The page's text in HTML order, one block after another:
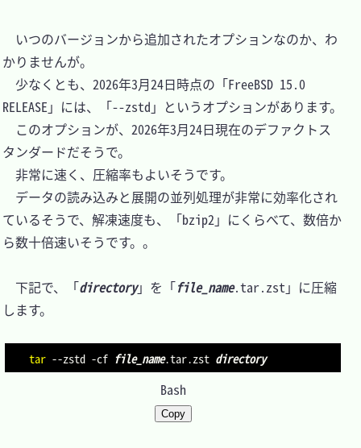
いつのバージョンから追加されたオプションなのか、わ
かりませんが。
少なくとも、2026年3月24日時点の「FreeBSD 15.0
RELEASE」には、「--zstd」というオプションがあります。
このオプションが、2026年3月24日現在のデファクトス
タンダードだそうで。
非常に速く、圧縮率もよいそうです。
データの読み込みと展開の並列処理が非常に効率化され
ているそうで、解凍速度も、「bzip2」にくらべて、数倍か
ら数十倍速いそうです。。
下記で、「directory」を「file_name.tar.zst」に圧縮
します。
tar --zstd -cf file_name.tar.zst directory
Bash
Copy